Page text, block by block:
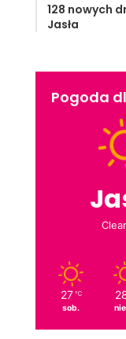
128 nowych
Jasła
Pogoda
27 ℃
sob.